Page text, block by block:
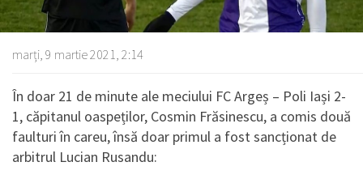
marți, 9 martie 2021, 2:14
În doar 21 de minute ale meciului FC Argeș – Poli Iași 2-
1, căpitanul oaspeților, Cosmin Frăsinescu, a comis două
faulturi în careu, însă doar primul a fost sancționat de
arbitrul Lucian Rusandu: